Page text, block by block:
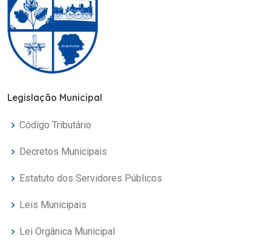
Legislação Municipal
Código Tributário
Decretos Municipais
Estatuto dos Servidores Públicos
Leis Municipais
Lei Orgânica Municipal